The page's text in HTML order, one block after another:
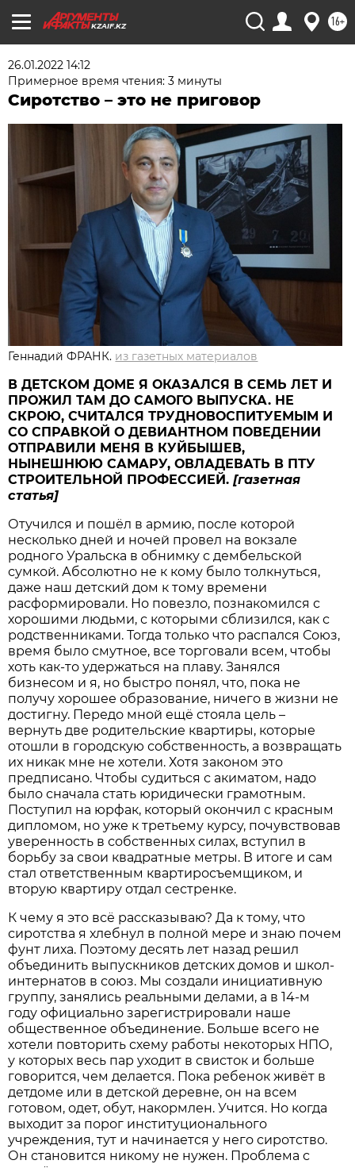
KZAIF.KZ 16+
26.01.2022 14:12
Примерное время чтения: 3 минуты
Сиротство – это не приговор
Геннадий ФРАНК. из газетных материалов
В ДЕТСКОМ ДОМЕ Я ОКАЗАЛСЯ В СЕМЬ ЛЕТ И
ПРОЖИЛ ТАМ ДО САМОГО ВЫПУСКА. НЕ
СКРОЮ, СЧИТАЛСЯ ТРУДНОВОСПИТУЕМЫМ И
СО СПРАВКОЙ О ДЕВИАНТНОМ ПОВЕДЕНИИ
ОТПРАВИЛИ МЕНЯ В КУЙБЫШЕВ,
НЫНЕШНЮЮ САМАРУ, ОВЛАДЕВАТЬ В ПТУ
СТРОИТЕЛЬНОЙ ПРОФЕССИЕЙ.[газетная
статья]
Отучился и пошёл в армию, после которой
несколько дней и ночей провел на вокзале
родного Уральска в обнимку с дембельской
сумкой. Абсолютно не к кому было толкнуться,
даже наш детский дом к тому времени
расформировали. Но повезло, познакомился с
хорошими людьми, с которыми сблизился, как с
родственниками. Тогда только что распался Союз,
время было смутное, все торговали всем, чтобы
хоть как-то удержаться на плаву. Занялся
бизнесом и я, но быстро понял, что, пока не
получу хорошее образование, ничего в жизни не
достигну. Передо мной ещё стояла цель –
вернуть две родительские квартиры, которые
отошли в городскую собственность, а возвращать
их никак мне не хотели. Хотя законом это
предписано. Чтобы судиться с акиматом, надо
было сначала стать юридически грамотным.
Поступил на юрфак, который окончил с красным
дипломом, но уже к третьему курсу, почувствовав
уверенность в собственных силах, вступил в
борьбу за свои квадратные метры. В итоге и сам
стал ответственным квартиросъемщиком, и
вторую квартиру отдал сестренке.
К чему я это всё рассказываю? Да к тому, что
сиротства я хлебнул в полной мере и знаю почем
фунт лиха. Поэтому десять лет назад решил
объединить выпускников детских домов и школ-
интернатов в союз. Мы создали инициативную
группу, занялись реальными делами, а в 14-м
году официально зарегистрировали наше
общественное объединение. Больше всего не
хотели повторить схему работы некоторых НПО,
у которых весь пар уходит в свисток и больше
говорится, чем делается. Пока ребенок живёт в
детдоме или в детской деревне, он на всем
готовом, одет, обут, накормлен. Учится. Но когда
выходит за порог институционального
учреждения, тут и начинается у него сиротство.
Он становится никому не нужен. Проблема с